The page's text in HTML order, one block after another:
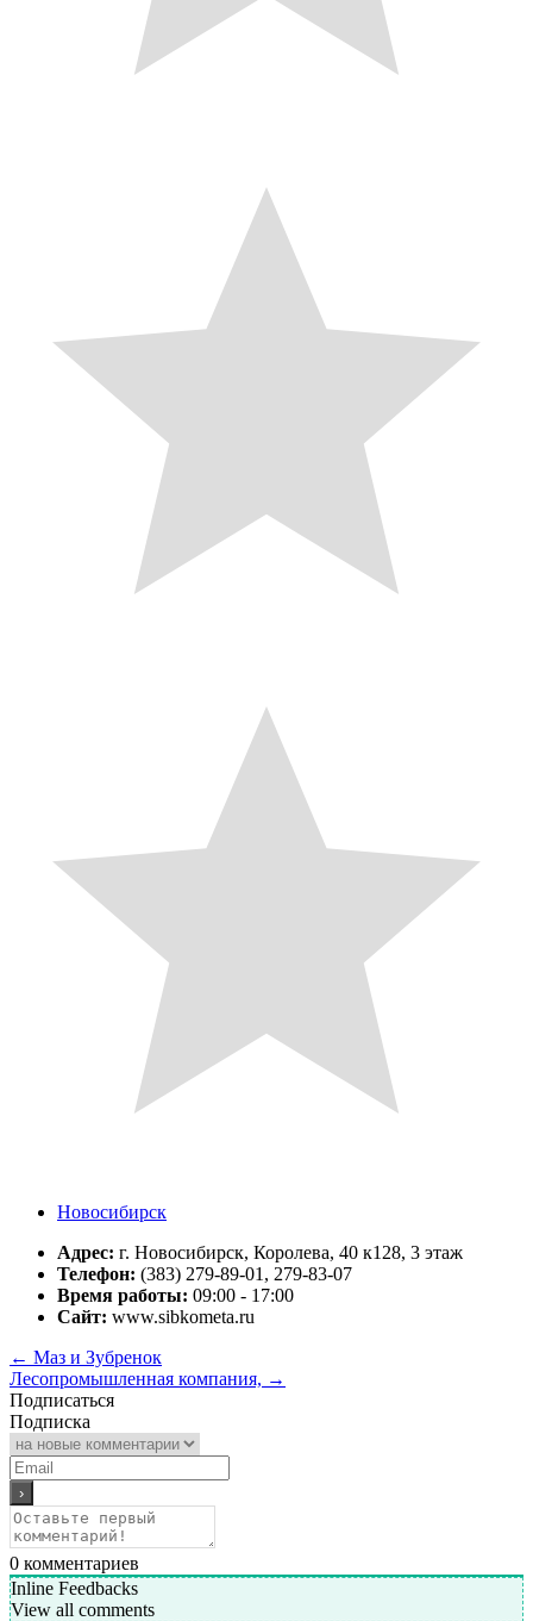
Новосибирск
Адрес: г. Новосибирск, Королева, 40 к128, 3 этаж
Телефон: (383) 279-89-01, 279-83-07
Время работы: 09:00 - 17:00
Сайт: www.sibkometa.ru
← Маз и Зубренок
Лесопромышленная компания, →
Подписаться
Подписка
0 комментариев
Inline Feedbacks
View all comments